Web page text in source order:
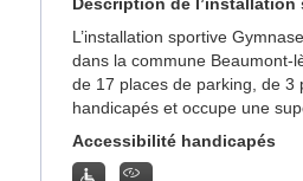
L’installation sportive
dans la commune Beaumont-
de 17 places de parking, de 3
handicapés et occupe une
Accessibilité handicapés